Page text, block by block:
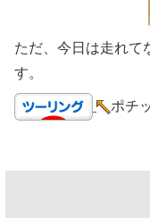
ただ、今日は走れて
す。
ポチ